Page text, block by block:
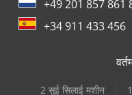
+49 201 857 861
+34 911 433 456
2 सुई सिलाई मशीन